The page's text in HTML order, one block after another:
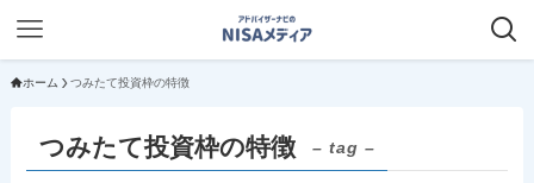
ホーム つみたて投資枠の特徴
つみたて投資枠の特徴 – tag –